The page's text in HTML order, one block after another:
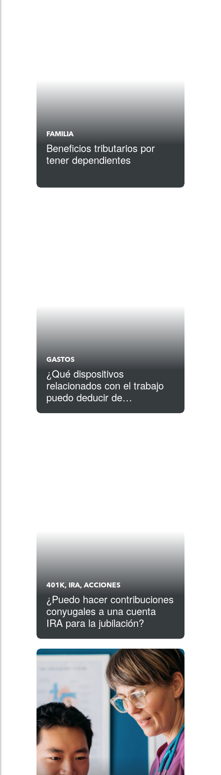
FAMILIA
Beneficios tributarios por
tener dependientes
GASTOS
¿Qué dispositivos
relacionados con el trabajo
puedo deducir de
401K, IRA, ACCIONES
¿Puedo hacer contribuciones
conyugales a una cuenta
IRA para la jubilación?